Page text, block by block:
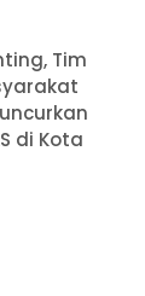
Tim
di Kota